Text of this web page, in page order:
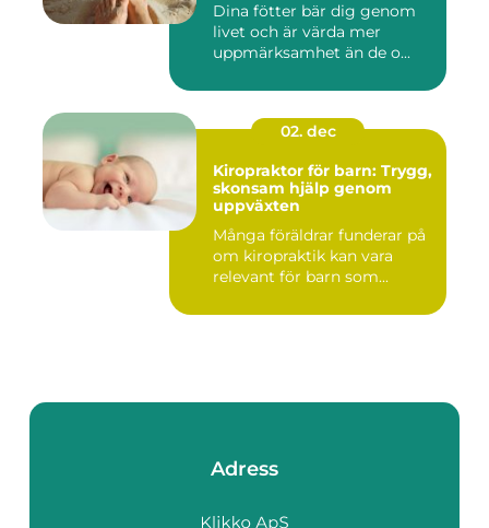
Dina fötter bär dig genom
livet och är värda mer
uppmärksamhet än de o...
02. dec
Kiropraktor för barn: Trygg,
skonsam hjälp genom
uppväxten
Många föräldrar funderar på
om kiropraktik kan vara
relevant för barn som...
Adress